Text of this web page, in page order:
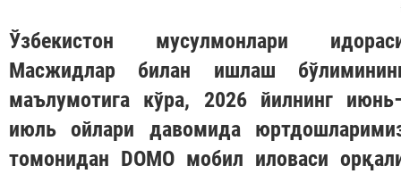
Ўзбекистон мусулмонлари
Масжидлар билан ишлаш
маълумотига кўра, 2026 йилнинг
июль ойлари давомида
томонидан DOMO мобил иловаси